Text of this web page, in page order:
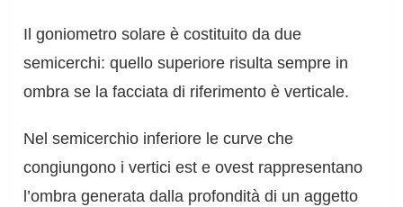
Il goniometro solare è costituito da due
semicerchi: quello superiore risulta sempre in
ombra se la facciata di riferimento è verticale.
Nel semicerchio inferiore le curve che
congiungono i vertici est e ovest rappresentano
l’ombra generata dalla profondità di un aggetto